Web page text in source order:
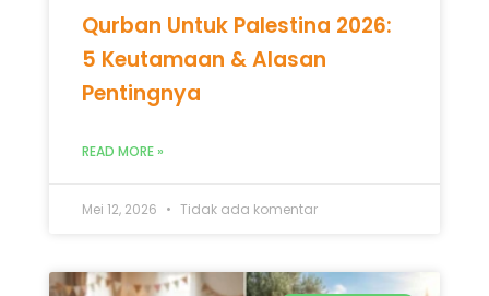
Qurban Untuk Palestina 2026:
5 Keutamaan & Alasan
Pentingnya
READ MORE »
Mei 12, 2026 Tidak ada komentar